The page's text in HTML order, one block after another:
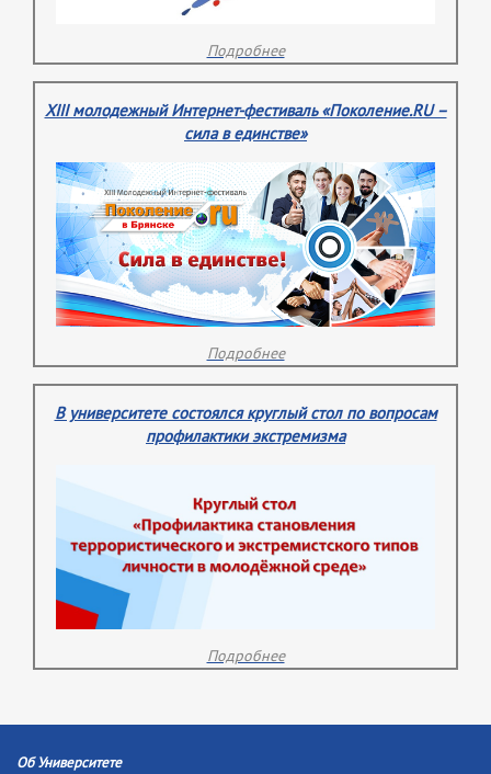
Подробнее
XIII молодежный Интернет-фестиваль «Поколение.RU –
сила в единстве»
Подробнее
В университете состоялся круглый стол по вопросам
профилактики экстремизма
Подробнее
Об Университете